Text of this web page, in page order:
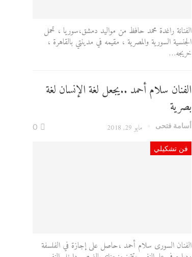
الفنانة راغدة محمد حافظ من مواليد دمشق،سوريا ، تحمل
الجنسية السورية والمصرية ، مقيمه في مدينتي بالقاهرة ،
خريجه…
الفنان سلام أحمد ..يجعل لغة الإنسان لغة
بصرية
أسامة فتحى مايو 29, 2018 0
فن تشكيلي
الفنان السورى سلام أحمد ،حاصل على إجازة في الفلسفة